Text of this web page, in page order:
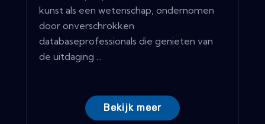
kunst als een wetenschap, ondernomen
door onverschrokken
databaseprofessionals die genieten van
de uitdaging ...
Bekijk meer